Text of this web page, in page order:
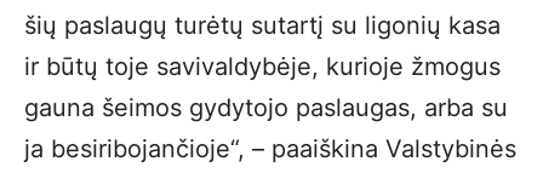
šių paslaugų turėtų sutartį su ligonių kasa
ir būtų toje savivaldybėje, kurioje žmogus
gauna šeimos gydytojo paslaugas, arba su
ja besiribojančioje“, – paaiškina Valstybinės